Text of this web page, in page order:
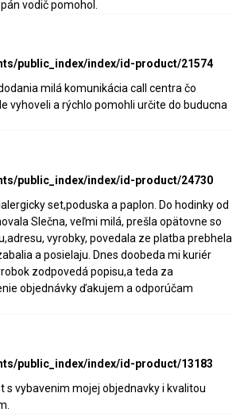
vodič pomohol.
public_index/index/id-product/21574
milá komunikácia call centra čo
vyhoveli a rýchlo pomohli určite do buducna
public_index/index/id-product/24730
set,poduska a paplon. Do hodinky od
Slečna, veľmi milá, prešla opätovne so
vyrobky, povedala ze platba prebhela
a posielaju. Dnes doobeda mi kuriér
zodpovedá popisu,a teda za
objednávky ďakujem a odporúčam
public_index/index/id-product/13183
s vybavenim mojej objednavky i kvalitou